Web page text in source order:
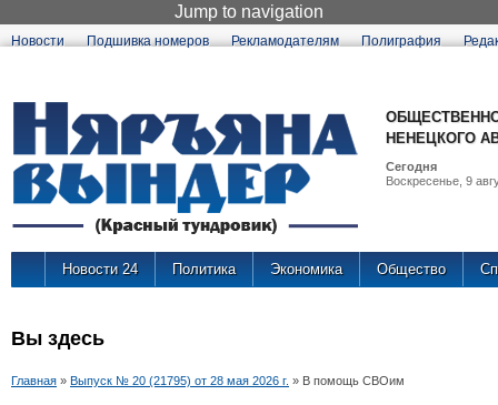
Jump to navigation
Новости Подшивка номеров Рекламодателям Полиграфия
НЕНЕЦКОГО
Сегодня
Воскресенье, 9
Новости 24 Политика Экономика Общество
Вы здесь
Главная » Выпуск № 20 (21795) от 28 мая 2026 г. » В помощь СВОим